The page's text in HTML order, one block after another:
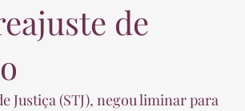
de
(STJ), negou liminar para